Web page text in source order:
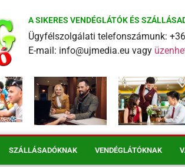
A SIKERES VENDÉGLÁTÓK ÉS
Ügyfélszolgálati telefonszámunk:
E-mail: info@ujmedia.eu vagy
SZÁLLÁSADÓKNAK VENDÉGLÁTÓKNAK